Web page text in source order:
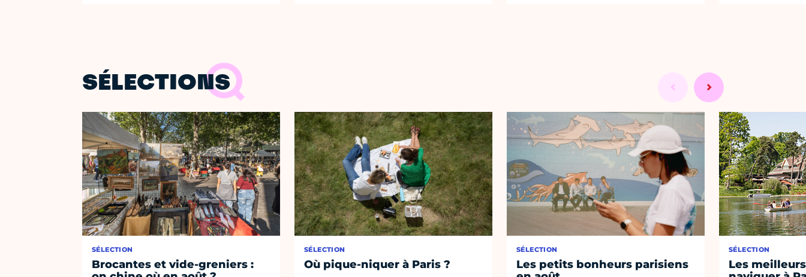
SÉLECTIONS
SÉLECTION
Brocantes et vide-greniers :
SÉLECTION
Où pique-niquer à Paris ?
SÉLECTION
Les petits bonheurs parisiens
SÉLECTION
Les